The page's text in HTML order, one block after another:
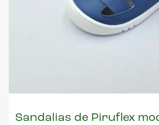
Sandalias de Piruflex